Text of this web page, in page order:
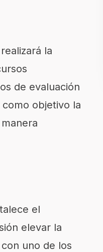
la
de evaluación
objetivo la
el
elevar la
uno de los